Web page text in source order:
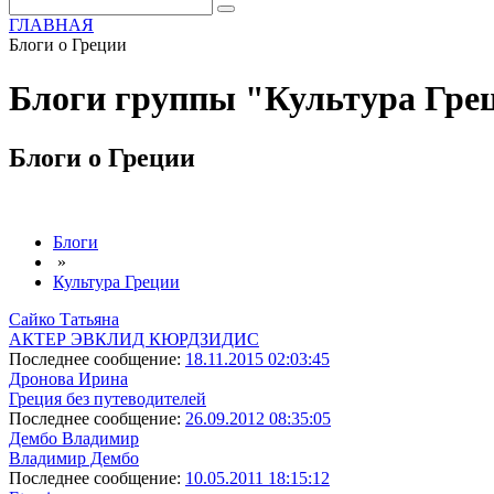
ГЛАВНАЯ
Блоги о Греции
Блоги группы "Культура
Блоги о Греции
Блоги
»
Культура Греции
Сайко Татьяна
АКТЕР ЭВКЛИД КЮРДЗИДИС
Последнее сообщение: 18.11.2015 02:03:45
Дронова Ирина
Греция без путеводителей
Последнее сообщение: 26.09.2012 08:35:05
Дембо Владимир
Владимир Дембо
Последнее сообщение: 10.05.2011 18:15:12